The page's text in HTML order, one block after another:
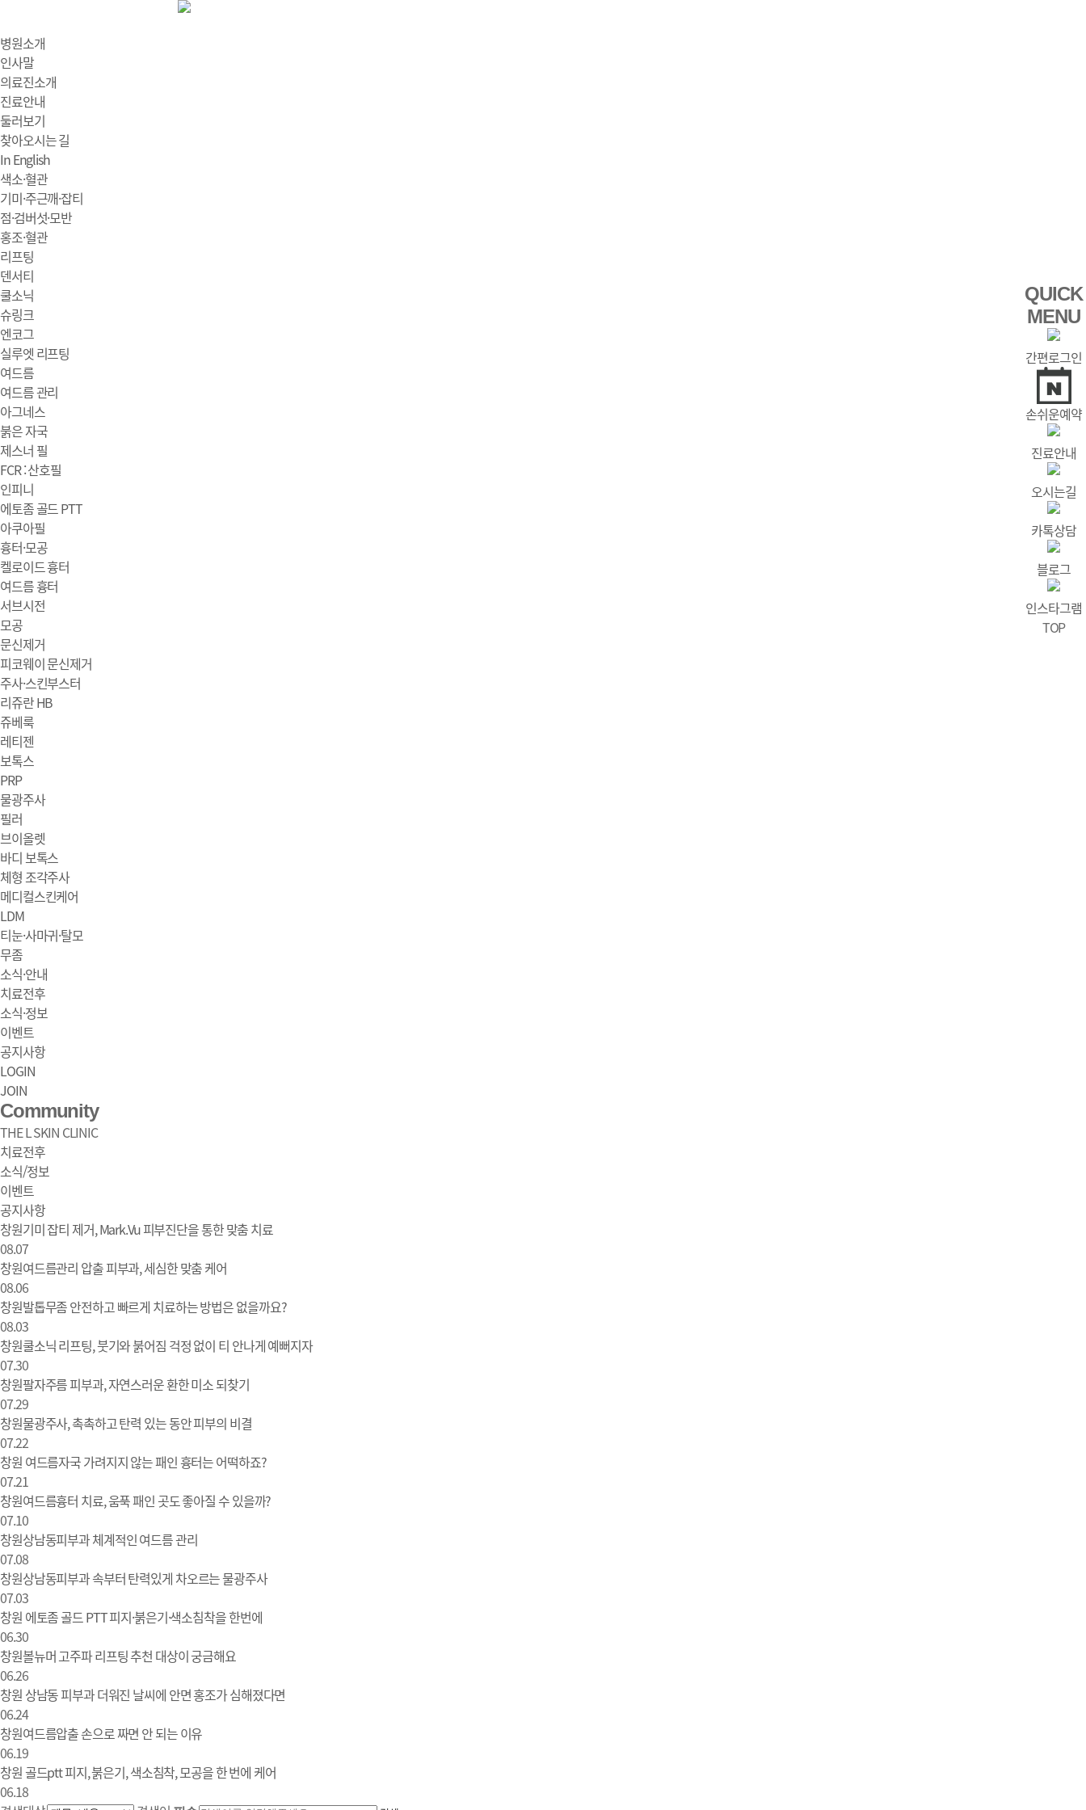
병원소개
인사말
의료진소개
진료안내
둘러보기
찾아오시는 길
In English
색소·혈관
기미·주근깨·잡티
점·검버섯·모반
홍조·혈관
리프팅
덴서티
쿨소닉
슈링크
엔코그
실루엣 리프팅
여드름
여드름 관리
아그네스
붉은 자국
제스너 필
FCR : 산호필
인피니
에토좀 골드 PTT
아쿠아필
흉터·모공
켈로이드 흉터
여드름 흉터
서브시전
모공
문신제거
피코웨이 문신제거
주사·스킨부스터
리쥬란 HB
쥬베룩
레티젠
보톡스
PRP
물광주사
필러
브이올렛
바디 보톡스
체형 조각주사
메디컬스킨케어
LDM
티눈·사마귀·탈모
무좀
소식·안내
치료전후
소식·정보
이벤트
공지사항
LOGIN
JOIN
Community
THE L SKIN CLINIC
치료전후
소식/정보
이벤트
공지사항
소식/정보 | 창원 피부과 디엘의원
창원기미 잡티 제거, Mark.Vu 피부진단을 통한 맞춤 치료
08.07
창원여드름관리 압출 피부과, 세심한 맞춤 케어
08.06
창원발톱무좀 안전하고 빠르게 치료하는 방법은 없을까요?
08.03
창원쿨소닉 리프팅, 붓기와 붉어짐 걱정 없이 티 안나게 예뻐지자
07.30
창원팔자주름 피부과, 자연스러운 환한 미소 되찾기
07.29
창원물광주사, 촉촉하고 탄력 있는 동안 피부의 비결
07.22
창원 여드름자국 가려지지 않는 패인 흉터는 어떡하죠?
07.21
창원여드름흉터 치료, 움푹 패인 곳도 좋아질 수 있을까?
07.10
창원상남동피부과 체계적인 여드름 관리
07.08
창원상남동피부과 속부터 탄력있게 차오르는 물광주사
07.03
창원 에토좀 골드 PTT 피지·붉은기·색소침착을 한번에
06.30
창원볼뉴머 고주파 리프팅 추천 대상이 궁금해요
06.26
창원 상남동 피부과 더워진 날씨에 안면 홍조가 심해졌다면
06.24
창원여드름압출 손으로 짜면 안 되는 이유
06.19
창원 골드ptt 피지, 붉은기, 색소침착, 모공을 한 번에 케어
06.18
QUICK
MENU
간편로그인
손쉬운예약
진료안내
오시는길
카톡상담
블로그
인스타그램
TOP